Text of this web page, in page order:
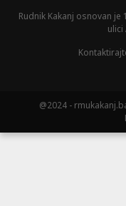
Rudnik Kakanj osnovan je
ulici
@2024 -